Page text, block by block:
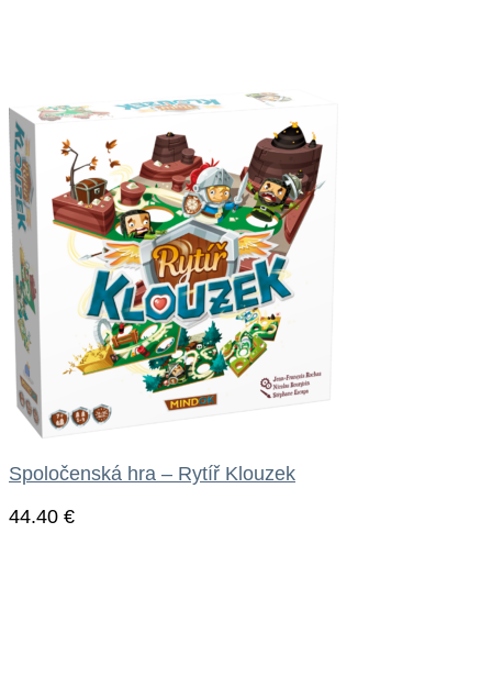
Spoločenská hra – Rytíř Klouzek
44.40 €